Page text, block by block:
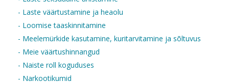
- Laste väärtustamine ja heaolu
- Loomise taaskinnitamine
- Meelemürkide kasutamine, kuritarvitamine ja sõltuvus
- Meie väärtushinnangud
- Naiste roll koguduses
- Narkootikumid